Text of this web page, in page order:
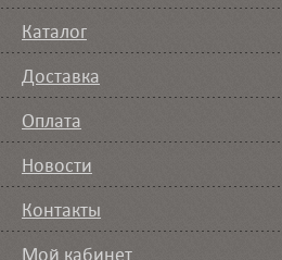
Каталог
Доставка
Оплата
Новости
Контакты
Мой кабинет